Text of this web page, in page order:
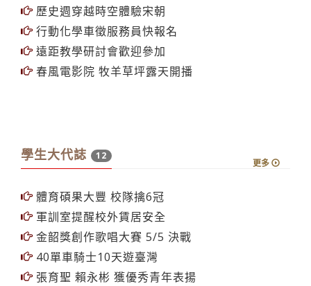
歷史週穿越時空體驗宋朝
行動化學車徵服務員快報名
遠距教學研討會歡迎參加
春風電影院 牧羊草坪露天開播
學生大代誌 12
更多
體育碩果大豐 校隊擒6冠
軍訓室提醒校外賃居安全
金韶獎創作歌唱大賽 5/5 決戰
40單車騎士10天遊臺灣
張育聖 賴永彬 獲優秀青年表揚